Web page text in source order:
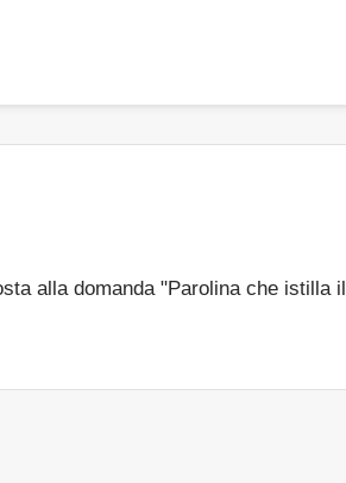
alla domanda "Parolina che istilla il